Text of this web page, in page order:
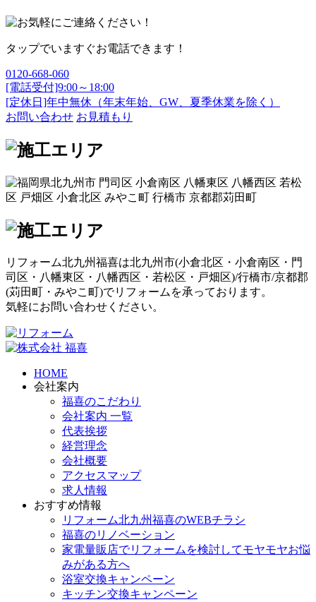
タップでいますぐお電話できます！
0120-668-060
[電話受付]9:00～18:00
[定休日]年中無休（年末年始、GW、夏季休業を除く）
お問い合わせ お見積もり
リフォーム北九州福喜は北九州市(小倉北区 ・ 小倉南区 ・ 門
司区 ・ 八幡東区 ・ 八幡西区 ・ 若松区 ・ 戸畑区)/行橋市/京都郡
(苅田町 ・ みやこ町)でリフォームを承っております。
気軽にお問い合わせください。
HOME
会社案内
福喜のこだわり
会社案内 一覧
代表挨拶
経営理念
会社概要
アクセスマップ
求人情報
おすすめ情報
リフォーム北九州福喜のWEBチラシ
福喜のリノベーション
家電量販店でリフォームを検討してモヤモヤお悩
みがある方へ
浴室交換キャンペーン
キッチン交換キャンペーン